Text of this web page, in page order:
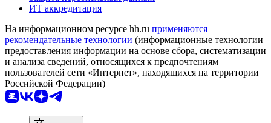
ИТ аккредитация
На информационном ресурсе hh.ru применяются
рекомендательные технологии (информационные технологии
предоставления информации на основе сбора, систематизации
и анализа сведений, относящихся к предпочтениям
пользователей сети «Интернет», находящихся на территории
Российской Федерации)